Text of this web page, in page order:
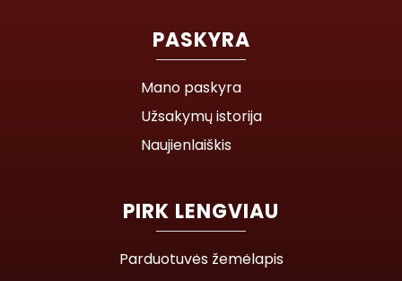
PASKYRA
Mano paskyra
Užsakymų istorija
Naujienlaiškis
PIRK LENGVIAU
Parduotuvės žemėlapis